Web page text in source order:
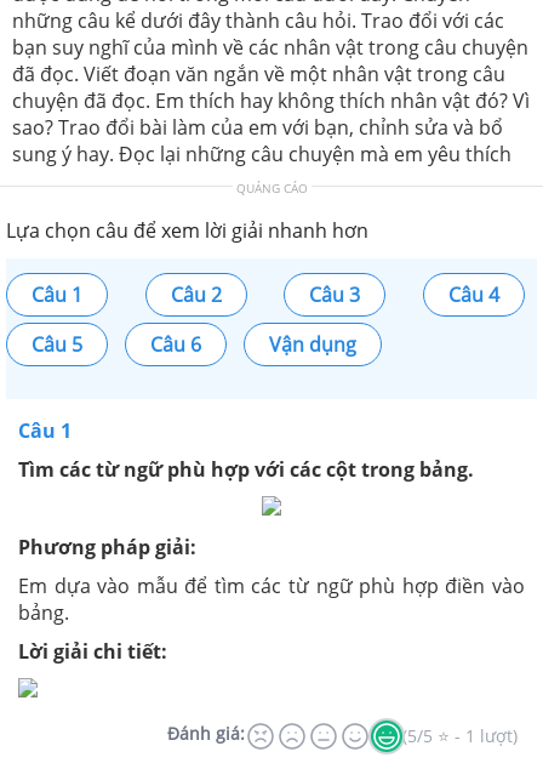
những câu kể dưới đây thành câu hỏi. Trao đổi với các
bạn suy nghĩ của mình về các nhân vật trong câu chuyện
đã đọc. Viết đoạn văn ngắn về một nhân vật trong câu
chuyện đã đọc. Em thích hay không thích nhân vật đó? Vì
sao? Trao đổi bài làm của em với bạn, chỉnh sửa và bổ
sung ý hay. Đọc lại những câu chuyện mà em yêu thích
QUẢNG CÁO
Lựa chọn câu để xem lời giải nhanh hơn
Câu 1 Câu 2 Câu 3
Câu 4
Câu 5
Câu 6 Vận dụng
Câu 1
Tìm các từ ngữ phù hợp với các cột trong bảng.
Phương pháp giải:
Em dựa vào mẫu để tìm các từ ngữ phù hợp điền vào
bảng.
Lời giải chi tiết:
Đánh giá: (5/5 ⭐ - 1 lượt)